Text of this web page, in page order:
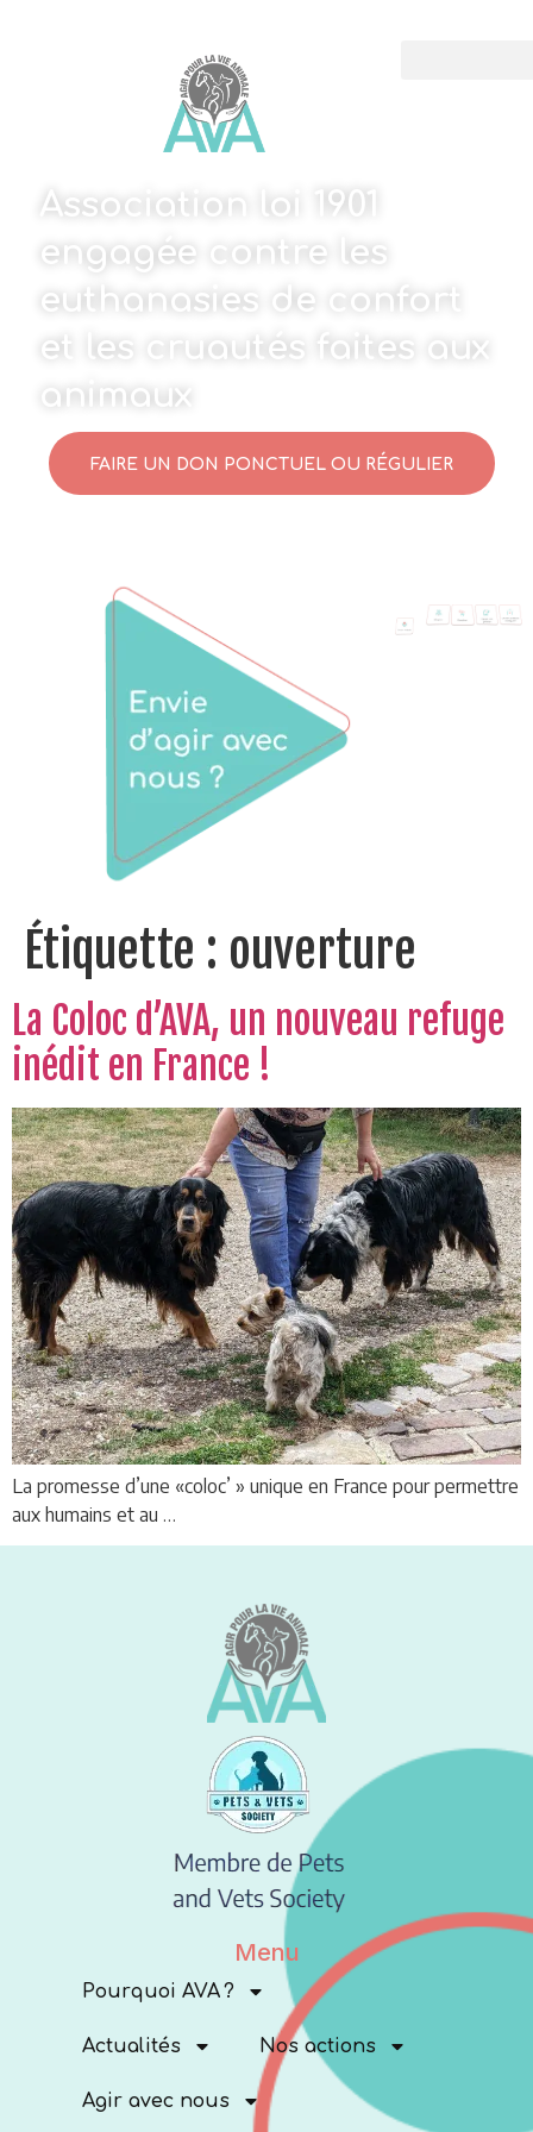
Association loi 1901
engagée contre les
euthanasies de confort
et les cruautés faites aux
animaux
FAIRE UN DON PONCTUEL OU RÉGULIER
Étiquette : ouverture
La Coloc d’AVA, un nouveau refuge
inédit en France !
La promesse d’une «coloc’ » unique en France pour permettre
aux humains et au …
Menu
Pourquoi AVA ?
Actualités Nos actions
Agir avec nous